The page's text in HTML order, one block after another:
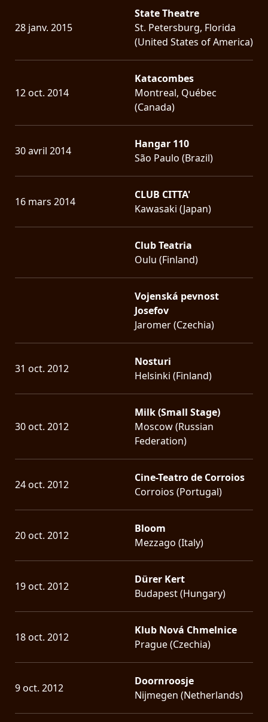
28 janv. 2015
State Theatre
St. Petersburg, Florida
(United States of America)
12 oct. 2014
Katacombes
Montreal, Québec
(Canada)
30 avril 2014
Hangar 110
São Paulo (Brazil)
16 mars 2014
CLUB CITTA'
Kawasaki (Japan)
Club Teatria
Oulu (Finland)
Vojenská pevnost
Josefov
Jaromer (Czechia)
31 oct. 2012
Nosturi
Helsinki (Finland)
30 oct. 2012
Milk (Small Stage)
Moscow (Russian
Federation)
24 oct. 2012
Cine-Teatro de Corroios
Corroios (Portugal)
20 oct. 2012
Bloom
Mezzago (Italy)
19 oct. 2012
Dürer Kert
Budapest (Hungary)
18 oct. 2012
Klub Nová Chmelnice
Prague (Czechia)
9 oct. 2012
Doornroosje
Nijmegen (Netherlands)